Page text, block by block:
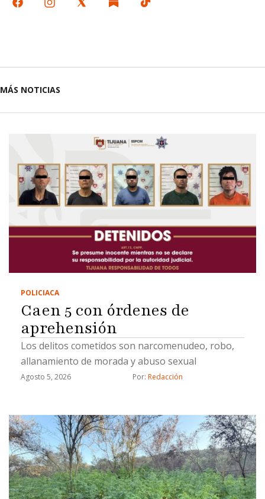
MÁS NOTICIAS
POLICIACA
Caen 5 con órdenes de
aprehensión
Los delitos cometidos son narcomenudeo, robo,
allanamiento de morada y abuso sexual
Agosto 5, 2026 Por: Redacción